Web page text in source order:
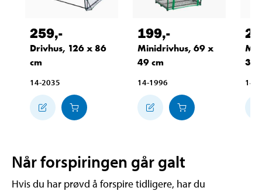
259,-
Drivhus, 126 x 86
cm
14-2035
199,-
Minidrivhus, 69 x
49 cm
14-1996
36
14-
Når forspiringen går galt
Hvis du har prøvd å forspire tidligere, har du